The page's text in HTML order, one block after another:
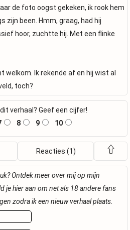
de foto oogst gekeken, ik rook hem
zijn been. Hmm, graag, had hij
hoor, zuchtte hij. Met een flinke
welkom. Ik rekende af en hij wist al
toch?
verhaal? Geef een cijfer!
8 9 10
Reacties (1)
Ontdek meer over mij op mijn
je hier aan om net als 18 andere fans
zodra ik een nieuw verhaal plaats.